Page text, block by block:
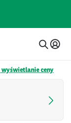
wyświetlanie ceny